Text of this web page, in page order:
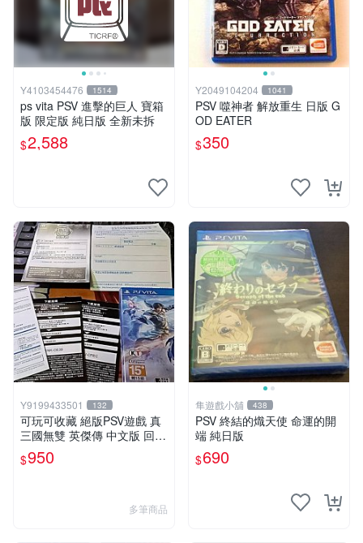
Y4103454476 1514
ps vita PSV 進擊的巨人 寶箱
版 限定版 純日版 全新未拆
$2,588
Y2049104204 1041
PSV 噬神者 解放重生 日版 G
OD EATER
$350
Y9199433501 132
可玩可收藏 絕版PSV遊戲 真
三國無雙 英傑傳 中文版 回函
特典卡齊全
$950
多筆商品
隼遊戲小舖 438
PSV 終結的熾天使 命運的開
端 純日版
$690